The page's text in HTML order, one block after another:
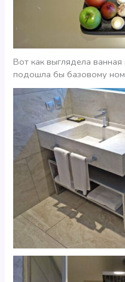
Вот как выглядела
подошла бы базовому